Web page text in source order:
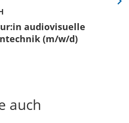
audiovisuelle
(m/w/d)
Eine
auch